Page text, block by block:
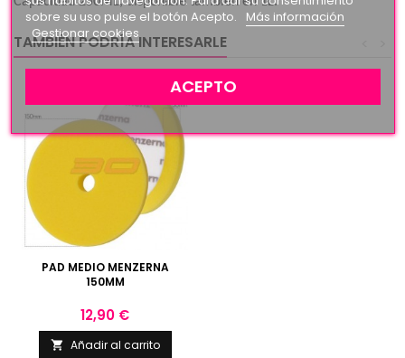
TAMBIÉN PODRÍA INTERESARLE
PAD MEDIO MENZERNA
150MM
Precio
12,90 €
 Añadir al carrito
sobre su uso pulse el botón Acepto.
Más información
Gestionar cookies
ACEPTO